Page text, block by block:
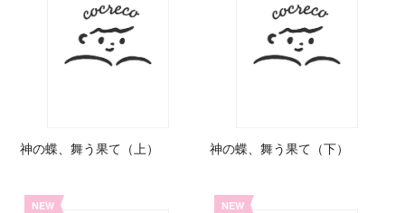
神の蝶、舞う果て（上） 神の蝶、舞う果て（下）
NEW NEW